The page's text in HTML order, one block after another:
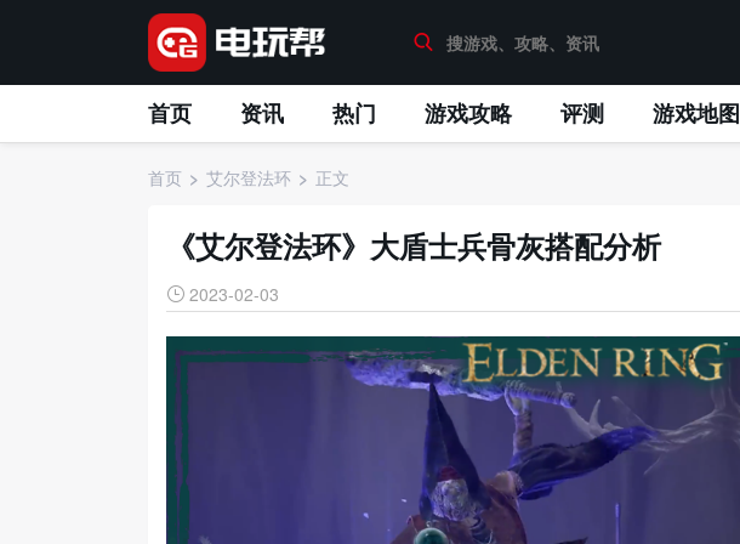
首页 资讯 热门 游戏攻略 评测 游戏地图
首页 艾尔登法环 正文
《艾尔登法环》大盾士兵骨灰搭配分析
2023-02-03